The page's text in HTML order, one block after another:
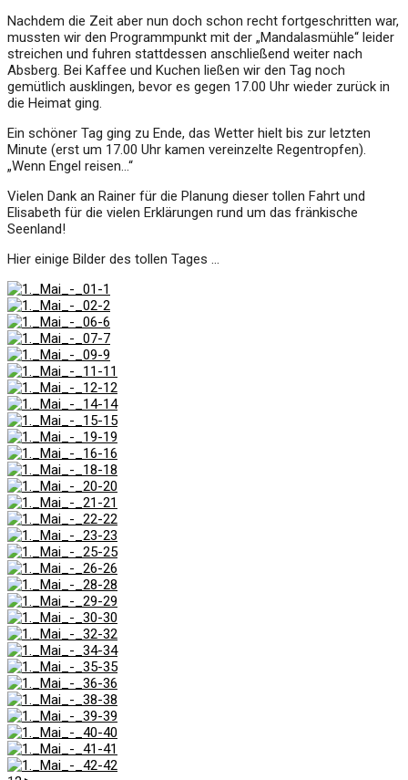
Nachdem die Zeit aber nun doch schon recht fortgeschritten war,
mussten wir den Programmpunkt mit der „Mandalasmühle“ leider
streichen und fuhren stattdessen anschließend weiter nach
Absberg. Bei Kaffee und Kuchen ließen wir den Tag noch
gemütlich ausklingen, bevor es gegen 17.00 Uhr wieder zurück in
die Heimat ging.
Ein schöner Tag ging zu Ende, das Wetter hielt bis zur letzten
Minute (erst um 17.00 Uhr kamen vereinzelte Regentropfen).
„Wenn Engel reisen…“
Vielen Dank an Rainer für die Planung dieser tollen Fahrt und
Elisabeth für die vielen Erklärungen rund um das fränkische
Seenland!
Hier einige Bilder des tollen Tages …